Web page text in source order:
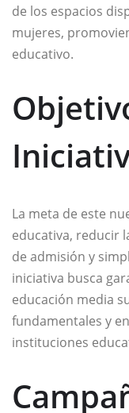
de los espacios
mujeres,
educativo.
La meta de este
educativa, reducir
de admisión y
iniciativa busca
educación media
fundamentales y
instituciones